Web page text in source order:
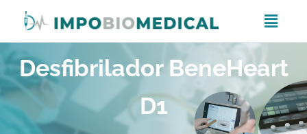
Desfibrilador BeneHeart
D1